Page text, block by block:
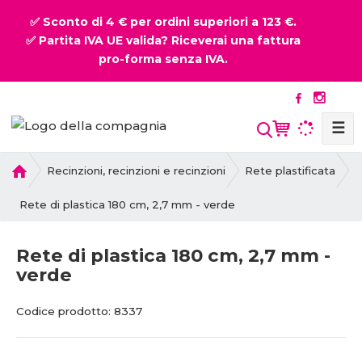
✅ Sconto di 4 € per ordini superiori a 123 €.
✅ Partita IVA UE valida? Riceverai una fattura
pro-forma senza IVA.
☰
i
p
a
i
Recinzioni, recinzioni e recinzioni Rete plastificata
Rete di plastica 180 cm, 2,7 mm - verde
Rete di plastica 180 cm, 2,7 mm -
verde
Codice prodotto: 8337